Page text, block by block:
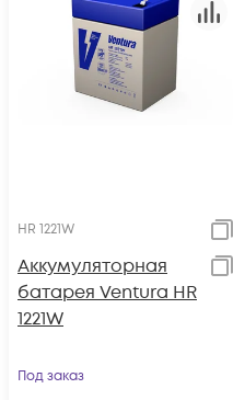
HR 1221W
Аккумуляторная
батарея Ventura HR
1221W
Под заказ